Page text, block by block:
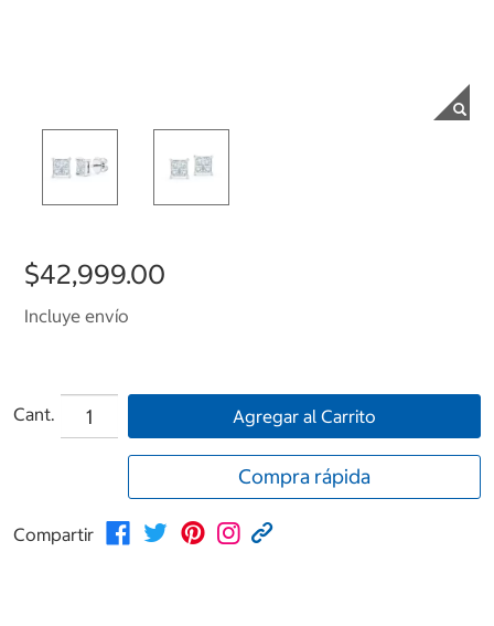
$42,999.00
Incluye envío
Cant. Agregar al Carrito
Compra rápida
Compartir